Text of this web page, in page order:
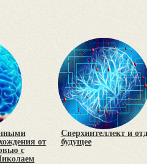
от
с
Сверхинтеллект и
будущее